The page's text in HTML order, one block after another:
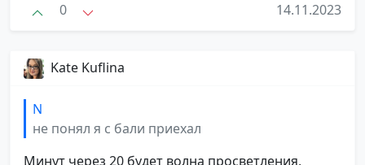
0 14.11.2023
Kate Kuflina
N
не понял я с бали приехал
Минут через 20 будет волна просветления,